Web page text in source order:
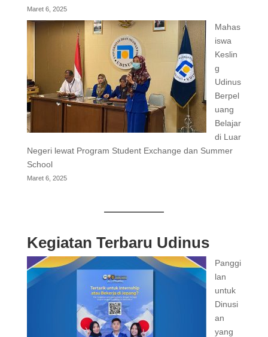
Maret 6, 2025
Mahas
iswa
Keslin
g
Udinus
Berpel
uang
Belajar
di Luar
Negeri lewat Program Student Exchange dan Summer
School
Maret 6, 2025
Kegiatan Terbaru Udinus
Panggi
lan
untuk
Dinusi
an
yang